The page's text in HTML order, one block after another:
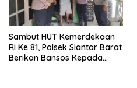
Sambut HUT Kemerdekaan
RI Ke 81, Polsek Siantar Barat
Berikan Bansos Kepada